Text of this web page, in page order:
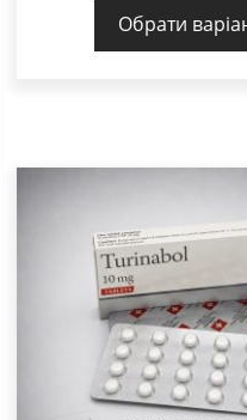
Обрати